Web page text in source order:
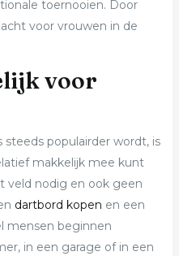
toernooien. Door
voor vrouwen in de
voor
populairder wordt, is
makkelijk mee kunt
veld nodig en ook geen
dartbord kopen en een
mensen beginnen
in een garage of in een